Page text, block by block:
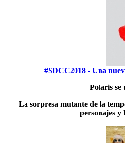
#SDCC2018 - Una
Polaris se
La sorpresa mutante de la
personajes y